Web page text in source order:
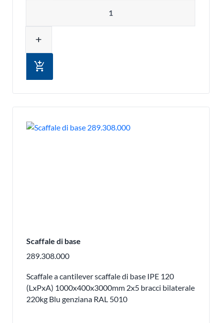
add
add_shopping_cart
Scaffale di base
289.308.000
Scaffale a cantilever scaffale di base IPE 120
(LxPxA) 1000x400x3000mm 2x5 bracci bilaterale
220kg Blu genziana RAL 5010